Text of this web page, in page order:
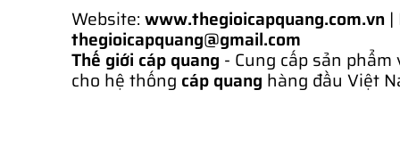
Website: www.thegioicapquang.com.vn |
thegioicapquang@gmail.com
Thế giới cáp quang - Cung cấp sản
cho hệ thống cáp quang hàng đầu Việt